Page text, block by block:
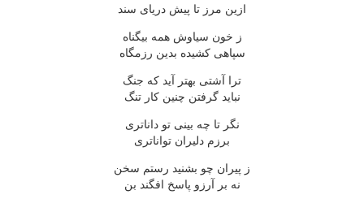
ازین مرز تا پیش دریای سند
ز خون سیاوش همه بیگناه
سپاهی کشیده بدین رزمگاه
ترا آشتی بهتر آید که جنگ
نباید گرفتن چنین کار تنگ
نگر تا چه بینی تو داناتری
برزم دلیران تواناتری
ز پیران چو بشنید رستم سخن
نه بر آرزو پاسخ افگند بن